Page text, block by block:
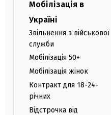
Мобілізація в
Україні
Звільнення з військової
служби
Мобілізація 50+
Мобілізація жінок
Контракт для 18-24-
річних
Відстрочка від